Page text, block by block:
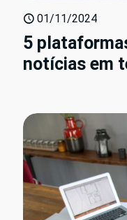
01/11/2024
5
notícias em